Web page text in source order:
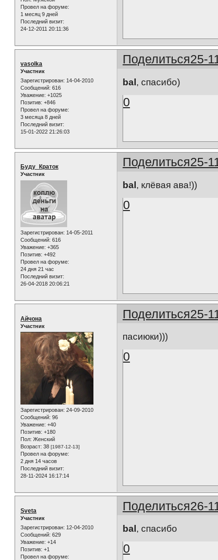
Провел на форуме:
1 месяц 9 дней
Последний визит:
24-12-2011 20:11:36
Поделиться25-
vasolka
Участник
Зарегистрирован: 14-04-2010
Сообщений: 616
Уважение: +1025
Позитив: +846
Провел на форуме:
3 месяца 8 дней
Последний визит:
15-01-2022 21:26:03
bal, спасибо)
0
Поделиться25-
Буду_Краток
Участник
Зарегистрирован: 14-05-2011
Сообщений: 616
Уважение: +365
Позитив: +492
Провел на форуме:
24 дня 21 час
Последний визит:
26-04-2018 20:06:21
bal , клёвая ава!))
0
Поделиться25-
Айчона
Участник
Зарегистрирован: 24-09-2010
Сообщений: 96
Уважение: +40
Позитив: +180
Пол: Женский
Возраст: 38 [1987-12-13]
Провел на форуме:
2 дня 14 часов
Последний визит:
28-11-2024 16:17:14
пасиюки)))
0
Поделиться26-
Sveta
Участник
Зарегистрирован: 12-04-2010
Сообщений: 629
Уважение: +14
Позитив: +1
Провел на форуме:
bal , спасибо
0